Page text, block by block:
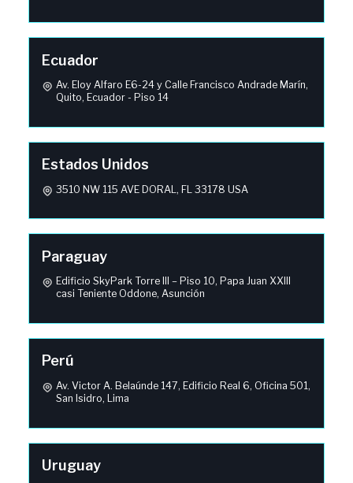
Ecuador
Av. Eloy Alfaro E6-24 y Calle Francisco Andrade Marín,
Quito, Ecuador - Piso 14
Estados Unidos
3510 NW 115 AVE DORAL, FL 33178 USA
Paraguay
Edificio SkyPark Torre III – Piso 10, Papa Juan XXIII
casi Teniente Oddone, Asunción
Perú
Av. Victor A. Belaúnde 147, Edificio Real 6, Oficina 501,
San Isidro, Lima
Uruguay